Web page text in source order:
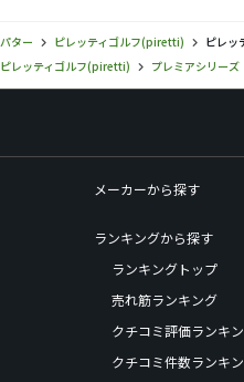
パター ピレッティゴルフ(piretti)
ピレッ
ピレッティゴルフ(piretti) プレミアシリーズ
メーカーから探す
ランキングから探す
ランキングトップ
売れ筋ランキング
クチコミ評価ランキ
クチコミ件数ランキ